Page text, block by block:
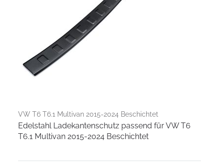
VW T6 T6.1 Multivan 2015-2024 Beschichtet
Edelstahl Ladekantenschutz passend für VW T6
T6.1 Multivan 2015-2024 Beschichtet